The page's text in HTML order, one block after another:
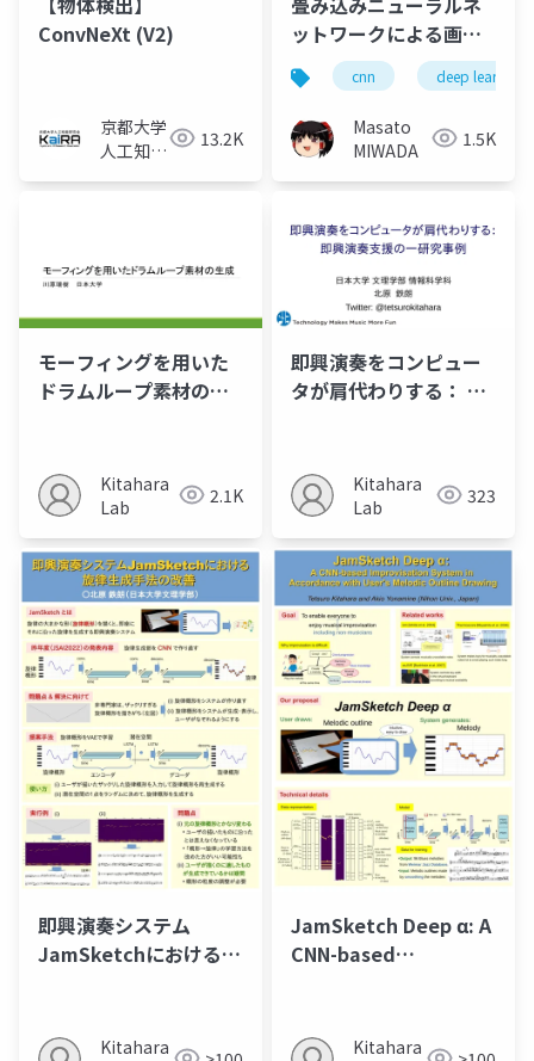
ConvNeXt (V2)
京都大学
人工知能
13.2K
ットワークによる画像
分類について
cnn deep learning
Masato
MIWADA
1.5K
モーフィングを用いた
ドラムループ素材の生
Kitahara
Lab
2.1K
即興演奏をコンピュー
タが肩代わりする： 即
Kitahara
Lab
323
即興演奏システム
JamSketchにおける
Kitahara
JamSketch Deep α: A
CNN-based
Accordance with
Kitahara